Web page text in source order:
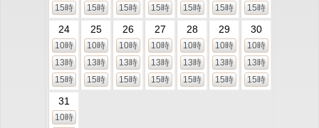
15時
15時
15時
15時
15時
15時
15時
24
10時
13時
15時
25
10時
13時
15時
26
10時
13時
15時
27
10時
13時
15時
28
10時
13時
15時
29
10時
13時
15時
30
10時
13時
15時
31
10時